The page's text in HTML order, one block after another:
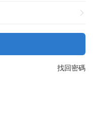
找回密碼